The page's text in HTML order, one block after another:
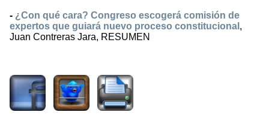
- ¿Con qué cara? Congreso escogerá comisión de
expertos que guiará nuevo proceso constitucional ,
Juan Contreras Jara, RESUMEN